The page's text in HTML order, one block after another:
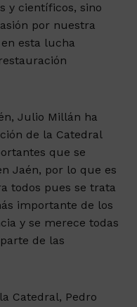
y científicos, sino
por nuestra
esta lucha
Julio Millán ha
de la Catedral
que se
Jaén, por lo que es
todos pues se trata
importante de los
y se merece todas
de las
Catedral, Pedro